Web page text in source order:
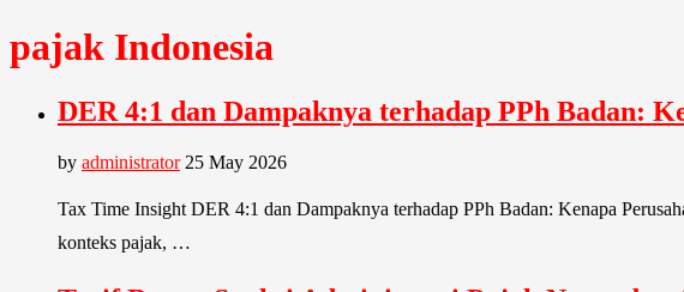
pajak Indonesia
DER 4:1 dan Dampaknya terhadap PPh Badan:
by administrator 25 May 2026
Tax Time Insight DER 4:1 dan Dampaknya terhadap PPh Badan: Kenapa
konteks pajak, …